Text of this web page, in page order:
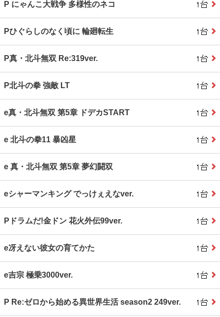
P にゃんこ大戦争 多様性のネコ
Pひぐらしのなく頃に 輪廻転生
P真・北斗無双 Re:319ver.
P北斗の拳 強敵 LT
e真・北斗無双 第5章 ドデカSTART
e 北斗の拳11 暴凶星
e 真・北斗無双 第5章 夢幻闘双
eシャーマンキング でっけぇえなver.
Pドラムだ!金ドン 花火外伝99ver.
e冴えない彼女の育てかた
e吉宗 極乗3000ver.
P Re:ゼロから始める異世界生活 season2 249ver.